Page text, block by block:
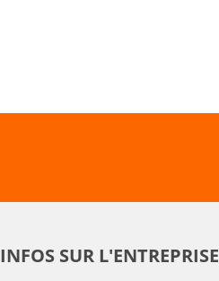
INFOS SUR L'ENTREPRISE